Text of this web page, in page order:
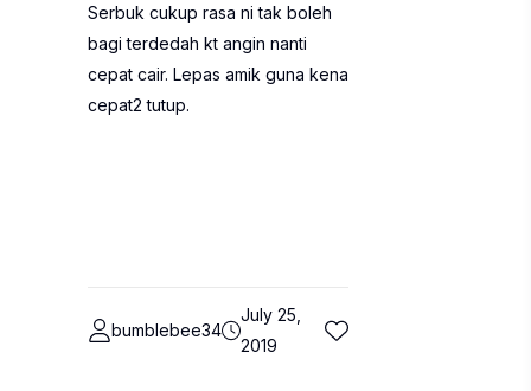
Serbuk cukup rasa ni tak boleh
bagi terdedah kt angin nanti
cepat cair. Lepas amik guna kena
cepat2 tutup.
bumblebee34
July 25,
2019